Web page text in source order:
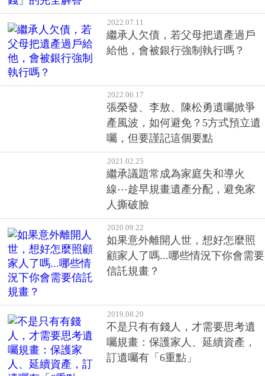
繼承議題常成為家庭失和導火
線⋯趁早規畫遺產分配，避免家
人撕破臉
顧家人了嗎...哪些情況下你會需要
信託規畫？
2019.08.20
不是只有有錢人，才需要思考遺
囑規畫：保護家人、延續資產，
訂遺囑有「6重點」
«
客戶服務專線：02-2510-8888傳真：02-2503-6989